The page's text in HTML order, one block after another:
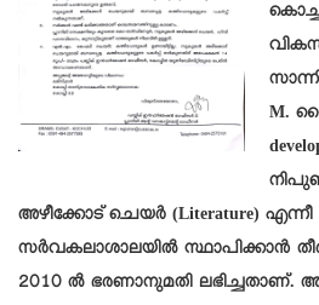
M.
അഴീക്കോട് ചെയർ (Literature)
സർവകലാശാലയിൽ സ്ഥാപിക്കാൻ
2010 ൽ ഭരണാനുമതി ലഭിച്ചതാണ്.